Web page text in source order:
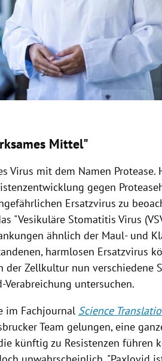
Mittel"
Virus mit dem Namen Protease.
gegen
Ersatzvirus zu
"Vesikuläre Stomatitis Virus
ähnlich der Maul- und
harmlosen Ersatzvirus
der Zellkultur nun verschiedene
untersuchen.
im Fachjournal Science
Team gelungen, eine
künftig zu Resistenzen führen